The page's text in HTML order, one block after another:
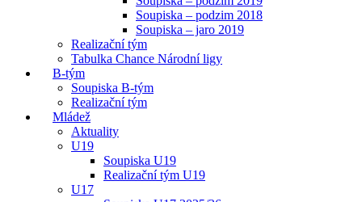
Soupiska – podzim 2018
Soupiska – jaro 2019
Realizační tým
Tabulka Chance Národní ligy
B-tým
Soupiska B-tým
Realizační tým
Mládež
Aktuality
U19
Soupiska U19
Realizační tým U19
U17